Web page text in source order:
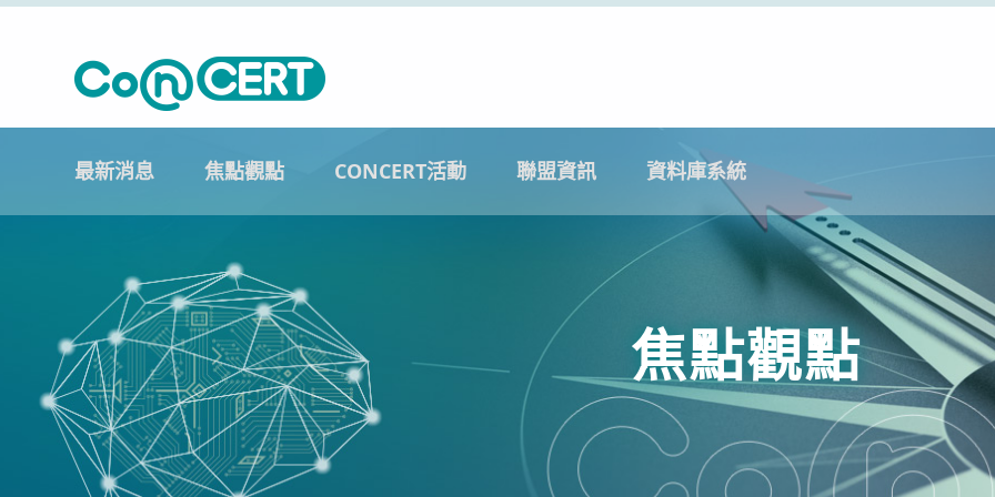
最新消息 焦點觀點 CONCERT活動 聯盟資訊 資料庫系統
焦點觀點